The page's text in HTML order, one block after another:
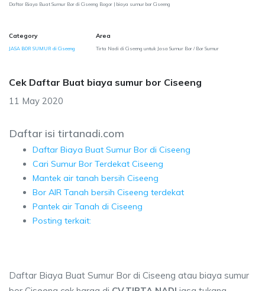
Daftar Biaya Buat Sumur Bor di Ciseeng Bogor | biaya sumur bor Ciseeng
Category
JASA BOR SUMUR di Ciseeng
Area
Tirta Nadi di Ciseeng untuk Jasa Sumur Bor / Bor Sumur
Cek Daftar Buat biaya sumur bor Ciseeng
11 May 2020
Daftar isi tirtanadi.com
Daftar Biaya Buat Sumur Bor di Ciseeng
Cari Sumur Bor Terdekat Ciseeng
Mantek air tanah bersih Ciseeng
Bor AIR Tanah bersih Ciseeng terdekat
Pantek air Tanah di Ciseeng
Posting terkait:
Daftar Biaya Buat Sumur Bor di Ciseeng atau biaya sumur